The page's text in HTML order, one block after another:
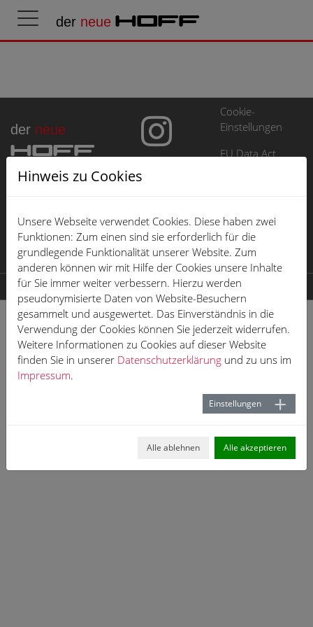
der neue HOFF
der neue
HOFF
Cookie-
Einstellungen
EU Data Act
Öffnungszeiten
Karriere
© 2026 der neue HOFF
Hinweis zu Cookies
Unsere Webseite verwendet Cookies. Diese haben zwei
Funktionen: Zum einen sind sie erforderlich für die
grundlegende Funktionalität unserer Website. Zum
anderen können wir mit Hilfe der Cookies unsere Inhalte
für Sie immer weiter verbessern. Hierzu werden
pseudonymisierte Daten von Website-Besuchern
gesammelt und ausgewertet. Das Einverständnis in die
Verwendung der Cookies können Sie jederzeit widerrufen.
Weitere Informationen zu Cookies auf dieser Website
finden Sie in unserer Datenschutzerklärung und zu uns im
Impressum.
Einstellungen
Alle ablehnen Alle akzeptieren